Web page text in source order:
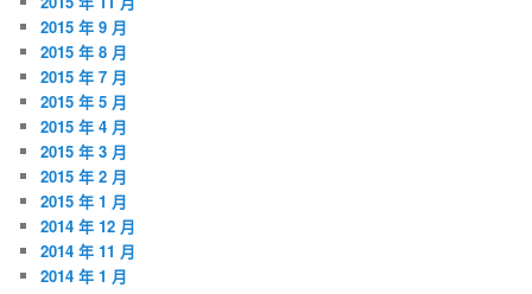
2015 年 9 月
2015 年 8 月
2015 年 7 月
2015 年 5 月
2015 年 4 月
2015 年 3 月
2015 年 2 月
2015 年 1 月
2014 年 12 月
2014 年 11 月
2014 年 1 月